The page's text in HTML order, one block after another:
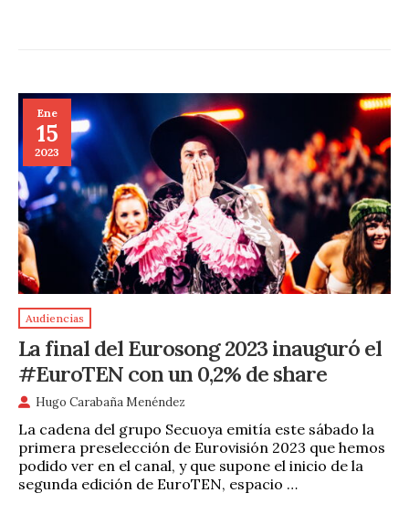
Ene
15
2023
Audiencias
La final del Eurosong 2023 inauguró el
#EuroTEN con un 0,2% de share
Hugo Carabaña Menéndez
La cadena del grupo Secuoya emitía este sábado la
primera preselección de Eurovisión 2023 que hemos
podido ver en el canal, y que supone el inicio de la
segunda edición de EuroTEN, espacio …